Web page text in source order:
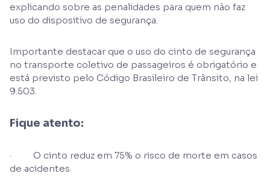
explicando sobre as penalidades para quem não faz
uso do dispositivo de segurança.
Importante destacar que o uso do cinto de segurança
no transporte coletivo de passageiros é obrigatório e
está previsto pelo Código Brasileiro de Trânsito, na lei
9.503.
Fique atento:
· O cinto reduz em 75% o risco de morte em casos
de acidentes